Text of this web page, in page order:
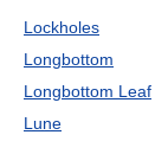
Lockholes
Longbottom
Longbottom Leaf
Lune